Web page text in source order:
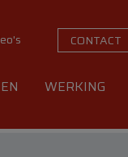
CONTACT
WERKING